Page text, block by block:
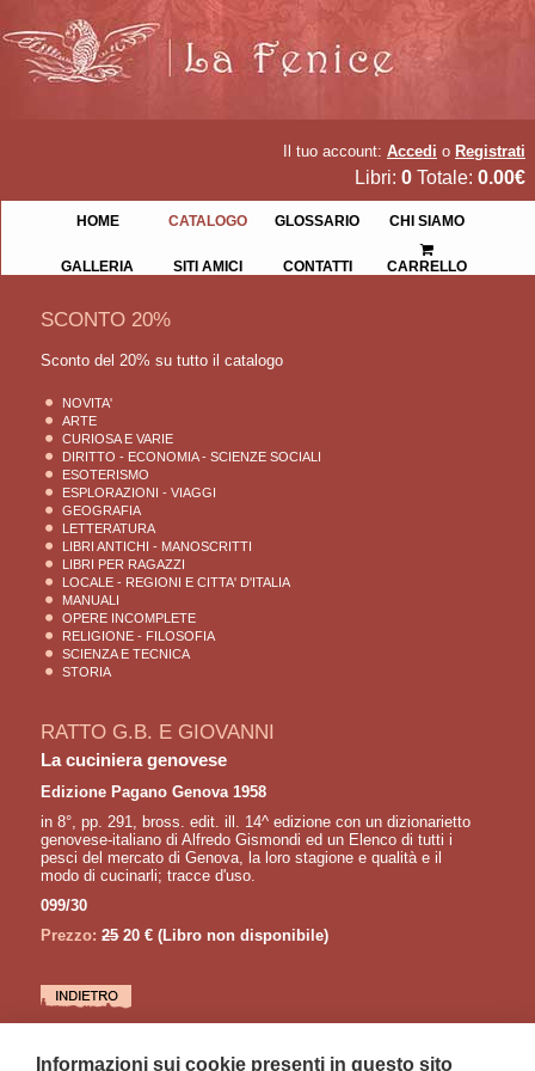
Il tuo account: Accedi o Registrati
Libri: 0 Totale: 0.00€
HOME CATALOGO GLOSSARIO CHI SIAMO
GALLERIA SITI AMICI CONTATTI CARRELLO
SCONTO 20%
Sconto del 20% su tutto il catalogo
NOVITA'
ARTE
CURIOSA E VARIE
DIRITTO - ECONOMIA - SCIENZE SOCIALI
ESOTERISMO
ESPLORAZIONI - VIAGGI
GEOGRAFIA
LETTERATURA
LIBRI ANTICHI - MANOSCRITTI
LIBRI PER RAGAZZI
LOCALE - REGIONI E CITTA' D'ITALIA
MANUALI
OPERE INCOMPLETE
RELIGIONE - FILOSOFIA
SCIENZA E TECNICA
STORIA
RATTO G.B. E GIOVANNI
La cuciniera genovese
Edizione Pagano Genova 1958
in 8°, pp. 291, bross. edit. ill. 14^ edizione con un dizionarietto
genovese-italiano di Alfredo Gismondi ed un Elenco di tutti i
pesci del mercato di Genova, la loro stagione e qualità e il
modo di cucinarli; tracce d'uso.
099/30
Prezzo: 2520 € (Libro non disponibile)
Informazioni sui cookie presenti in questo sito